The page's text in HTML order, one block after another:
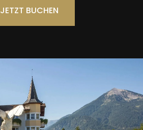
JETZT BUCHEN